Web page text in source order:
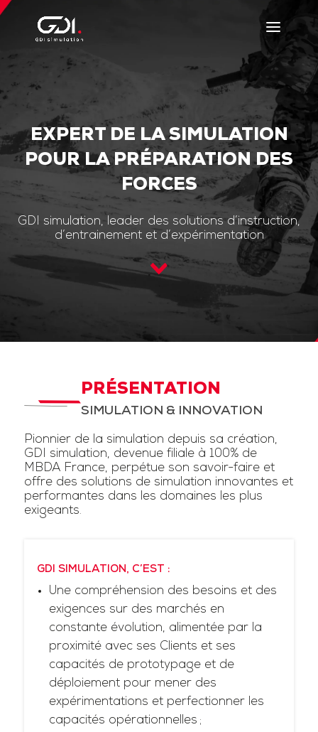
EXPERT DE LA SIMULATION
POUR LA PRÉPARATION DES
FORCES
GDI simulation, leader des solutions d’instruction,
d’entrainement et d’expérimentation
PRÉSENTATION
SIMULATION & INNOVATION
Pionnier de la simulation depuis sa création,
GDI simulation, devenue filiale à 100% de
MBDA France, perpétue son savoir-faire et
offre des solutions de simulation innovantes et
performantes dans les domaines les plus
exigeants.
GDI SIMULATION, C’EST :
Une compréhension des besoins et des
exigences sur des marchés en
constante évolution, alimentée par la
proximité avec ses Clients et ses
capacités de prototypage et de
déploiement pour mener des
expérimentations et perfectionner les
capacités opérationnelles ;